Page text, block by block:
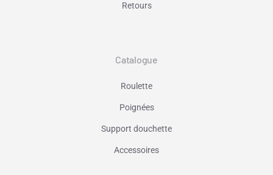
Retours
Catalogue
Roulette
Poignées
Support douchette
Accessoires